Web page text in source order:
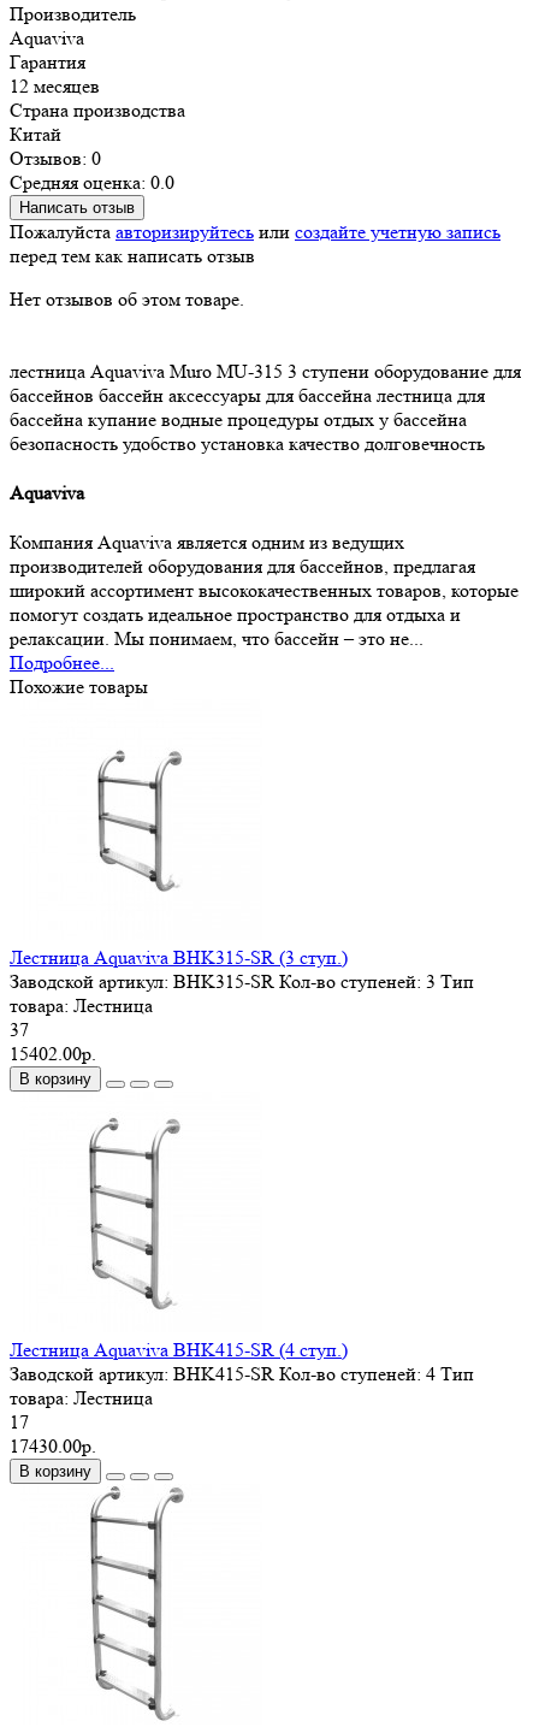
Производитель
Aquaviva
Гарантия
12 месяцев
Страна производства
Китай
Отзывов: 0
Средняя оценка: 0.0
Написать отзыв
Пожалуйста авторизируйтесь или создайте учетную запись
перед тем как написать отзыв
Нет отзывов об этом товаре.
лестница Aquaviva Muro MU-315 3 ступени оборудование для
бассейнов бассейн аксессуары для бассейна лестница для
бассейна купание водные процедуры отдых у бассейна
безопасность удобство установка качество долговечность
Aquaviva
Компания Aquaviva является одним из ведущих
производителей оборудования для бассейнов, предлагая
широкий ассортимент высококачественных товаров, которые
помогут создать идеальное пространство для отдыха и
релаксации. Мы понимаем, что бассейн – это не...
Подробнее...
Похожие товары
Лестница Aquaviva BHK315-SR (3 ступ.)
Заводской артикул: BHK315-SR Кол-во ступеней: 3 Тип
товара: Лестница
37
15402.00р.
В корзину
Лестница Aquaviva BHK415-SR (4 ступ.)
Заводской артикул: BHK415-SR Кол-во ступеней: 4 Тип
товара: Лестница
17
17430.00р.
В корзину